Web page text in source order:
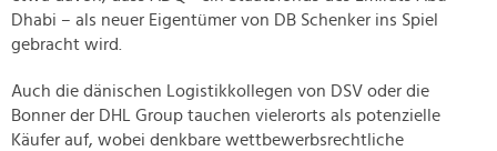
Dhabi – als neuer Eigentümer von DB Schenker ins Spiel
gebracht wird.
Auch die dänischen Logistikkollegen von DSV oder die
Bonner der DHL Group tauchen vielerorts als potenzielle
Käufer auf, wobei denkbare wettbewerbsrechtliche